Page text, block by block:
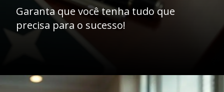
Garanta que você tenha tudo que
precisa para o sucesso!